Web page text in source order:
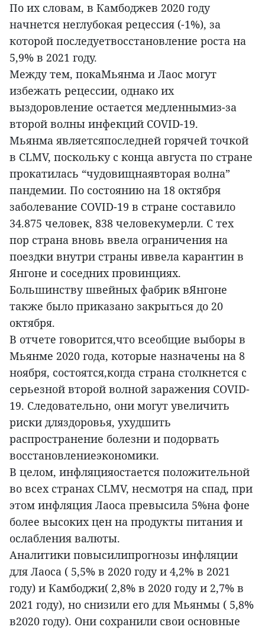
По их словам, в Камбоджев 2020 году
начнется неглубокая рецессия (-1%), за
которой последуетвосстановление роста на
5,9% в 2021 году.
Между тем, покаМьянма и Лаос могут
избежать рецессии, однако их
выздоровление остается медленнымиз-за
второй волны инфекций COVID-19.
Мьянма являетсяпоследней горячей точкой
в CLMV, поскольку с конца августа по стране
прокатилась “чудовищнаявторая волна”
пандемии. По состоянию на 18 октября
заболевание COVID-19 в стране составило
34.875 человек, 838 человекумерли. С тех
пор страна вновь ввела ограничения на
поездки внутри страны иввела карантин в
Янгоне и соседних провинциях.
Большинству швейных фабрик вЯнгоне
также было приказано закрыться до 20
октября.
В отчете говорится,что всеобщие выборы в
Мьянме 2020 года, которые назначены на 8
ноября, состоятся,когда страна столкнется с
серьезной второй волной заражения COVID-
19. Следовательно, они могут увеличить
риски дляздоровья, ухудшить
распространение болезни и подорвать
восстановлениеэкономики.
В целом, инфляцияостается положительной
во всех странах CLMV, несмотря на спад, при
этом инфляция Лаоса превысила 5%на фоне
более высоких цен на продукты питания и
ослабления валюты.
Аналитики повысилипрогнозы инфляции
для Лаоса ( 5,5% в 2020 году и 4,2% в 2021
году) и Камбоджи( 2,8% в 2020 году и 2,7% в
2021 году), но снизили его для Мьянмы ( 5,8%
в2020 году). Они сохранили свои основные